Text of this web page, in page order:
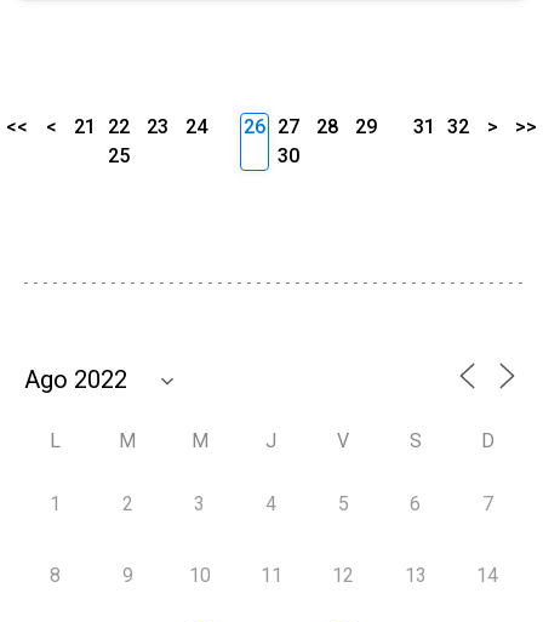
<< < 21 22 23
24
25
26 27 28
29
30
31 32 > >>
L M M J V S D
1 2 3 4 5 6 7
8 9 10 11 12 13 14